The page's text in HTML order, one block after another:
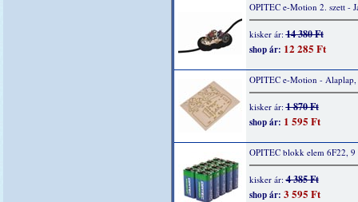
OPITEC e-Motion 2. szett -
kisker ár:14 380 Ft
shop ár: 12 285 Ft
OPITEC e-Motion - Alaplap,
kisker ár:1 870 Ft
shop ár: 1 595 Ft
OPITEC blokk elem 6F22, 9
kisker ár:4 385 Ft
shop ár: 3 595 Ft